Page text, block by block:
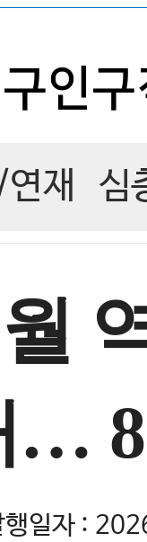
구인
재 심
…
행일자 :